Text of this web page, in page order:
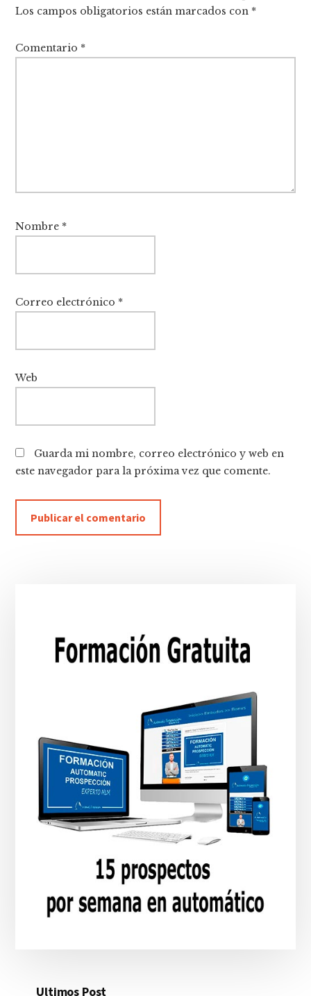
los
Los campos obligatorios están marcados con *
Comentario *
Nombre *
Correo electrónico *
Web
Guarda mi nombre, correo electrónico y web en
este navegador para la próxima vez que comente.
principal
Ultimos Post